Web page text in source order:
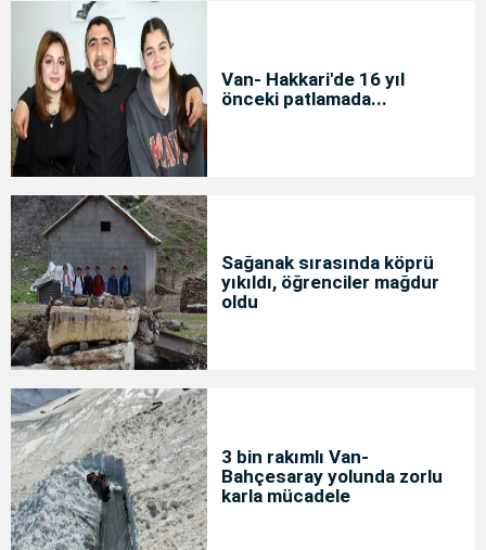
Van- Hakkari'de 16 yıl
önceki patlamada...
Sağanak sırasında köprü
yıkıldı, öğrenciler mağdur
oldu
3 bin rakımlı Van-
Bahçesaray yolunda zorlu
karla mücadele